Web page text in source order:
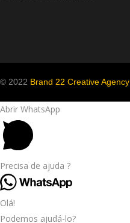
© 2022 Brand 22 Creative Agency
Abrir WhatsApp
Precisa de ajuda ?
Olá!
Podemos ajudá-lo?